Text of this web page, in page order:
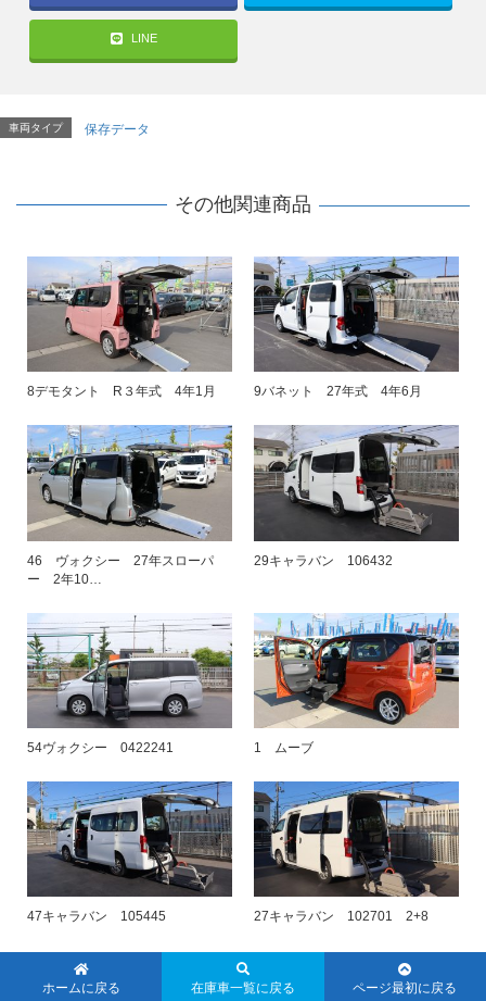
LINE
車両タイプ 保存データ
その他関連商品
8デモタント R３年式 4年1月 9バネット 27年式 4年6月
46 ヴォクシー 27年スローパ
ー 2年10…
29キャラバン 106432
54ヴォクシー 0422241 1 ムーブ
47キャラバン 105445 27キャラバン 102701 2+8
ホームに戻る 在庫車一覧に戻る ページ最初に戻る